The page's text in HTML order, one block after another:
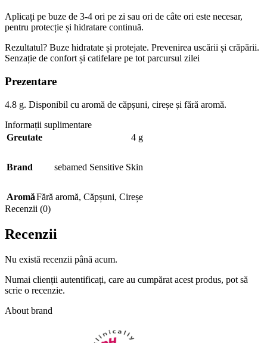
Aplicați pe buze de 3-4 ori pe zi sau ori de câte ori este necesar,
pentru protecție și hidratare continuă.
Rezultatul? Buze hidratate și protejate. Prevenirea uscării și crăpării.
Senzație de confort și catifelare pe tot parcursul zilei
Prezentare
4.8 g. Disponibil cu aromă de căpșuni, cireșe și fără aromă.
Informații suplimentare
Greutate
4 g
Brand sebamed Sensitive Skin
AromăFără aromă, Căpșuni, Cireșe
Recenzii (0)
Recenzii
Nu există recenzii până acum.
Numai clienții autentificați, care au cumpărat acest produs, pot să
scrie o recenzie.
About brand